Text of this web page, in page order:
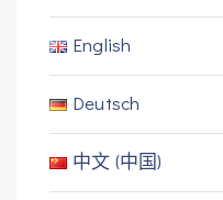
English
Deutsch
中文 (中国)